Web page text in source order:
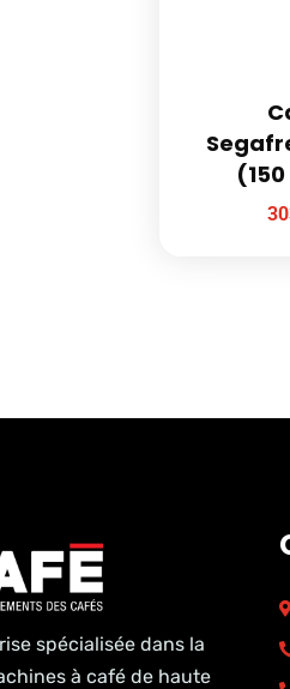
spécialisée dans la
à café de haute